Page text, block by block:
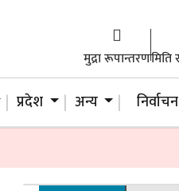
मुद्रा रूपान्तरण
प्रदेश अन्य निर्वाचन